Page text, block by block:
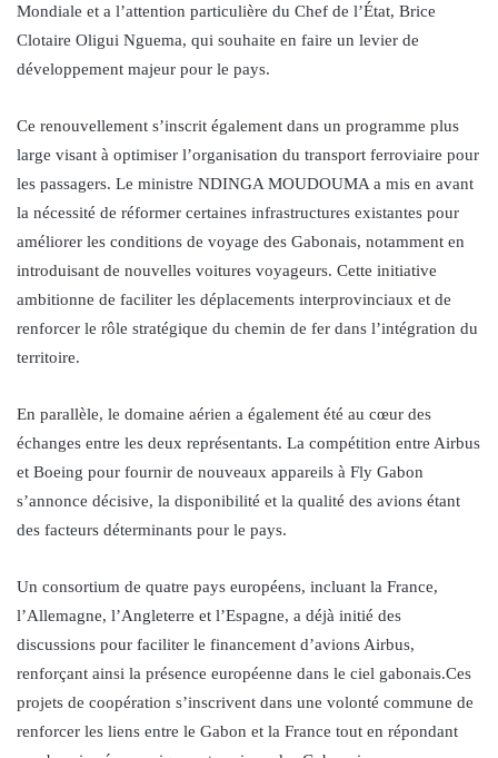
Mondiale et a l’attention particulière du Chef de l’État, Brice
Clotaire Oligui Nguema, qui souhaite en faire un levier de
développement majeur pour le pays.
Ce renouvellement s’inscrit également dans un programme plus
large visant à optimiser l’organisation du transport ferroviaire pour
les passagers. Le ministre NDINGA MOUDOUMA a mis en avant
la nécessité de réformer certaines infrastructures existantes pour
améliorer les conditions de voyage des Gabonais, notamment en
introduisant de nouvelles voitures voyageurs. Cette initiative
ambitionne de faciliter les déplacements interprovinciaux et de
renforcer le rôle stratégique du chemin de fer dans l’intégration du
territoire.
En parallèle, le domaine aérien a également été au cœur des
échanges entre les deux représentants. La compétition entre Airbus
et Boeing pour fournir de nouveaux appareils à Fly Gabon
s’annonce décisive, la disponibilité et la qualité des avions étant
des facteurs déterminants pour le pays.
Un consortium de quatre pays européens, incluant la France,
l’Allemagne, l’Angleterre et l’Espagne, a déjà initié des
discussions pour faciliter le financement d’avions Airbus,
renforçant ainsi la présence européenne dans le ciel gabonais.Ces
projets de coopération s’inscrivent dans une volonté commune de
renforcer les liens entre le Gabon et la France tout en répondant